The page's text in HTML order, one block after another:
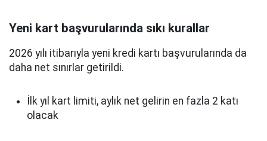
Yeni kart başvurularında sıkı kurallar
2026 yılı itibarıyla yeni kredi kartı başvurularında da
daha net sınırlar getirildi.
İlk yıl kart limiti, aylık net gelirin en fazla 2 katı
olacak